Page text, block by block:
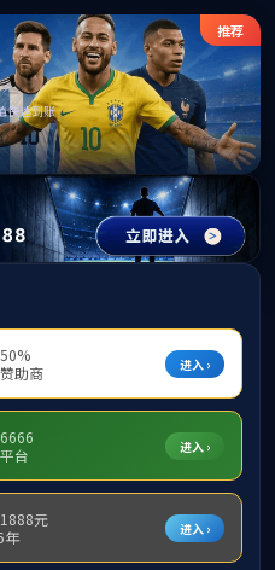
威廉
教师风采 招生资讯